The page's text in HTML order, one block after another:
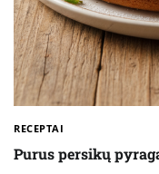
RECEPTAI
Purus persikų